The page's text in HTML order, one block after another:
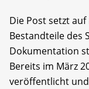
Die Post setzt
Bestandteile des
Dokumentation
Bereits im März
veröffentlicht